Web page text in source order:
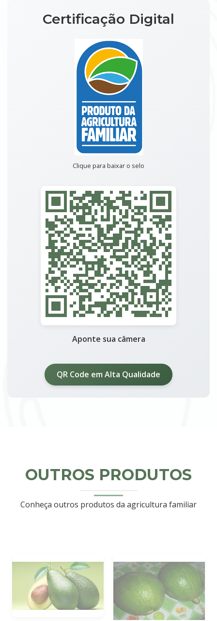
Certificação Digital
Clique para baixar o selo
Aponte sua câmera
QR Code em Alta Qualidade
OUTROS PRODUTOS
Conheça outros produtos da agricultura familiar